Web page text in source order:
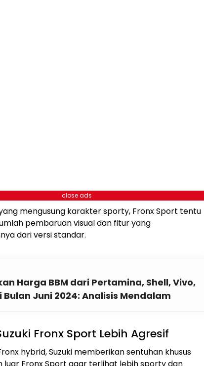
close ads
mengusung karakter sporty, Fronx Sport tentu
pembaruan visual dan fitur yang
dari versi standar.
Harga BBM dari Pertamina, Shell, Vivo,
Bulan Juni 2024: Analisis Mendalam
Fronx Sport Lebih Agresif
hybrid, Suzuki memberikan sentuhan khusus